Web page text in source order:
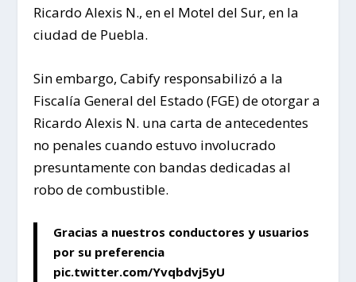
Ricardo Alexis N., en el Motel del Sur, en la
ciudad de Puebla.
Sin embargo, Cabify responsabilizó a la
Fiscalía General del Estado (FGE) de otorgar a
Ricardo Alexis N. una carta de antecedentes
no penales cuando estuvo involucrado
presuntamente con bandas dedicadas al
robo de combustible.
Gracias a nuestros conductores y usuarios
por su preferencia
pic.twitter.com/Yvqbdvj5yU